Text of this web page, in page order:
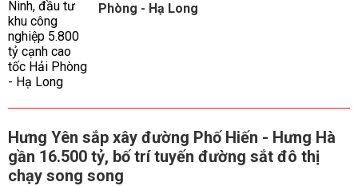
Phòng - Hạ Long
Hưng Yên sắp xây đường Phố Hiến - Hưng Hà
gần 16.500 tỷ, bố trí tuyến đường sắt đô thị
chạy song song